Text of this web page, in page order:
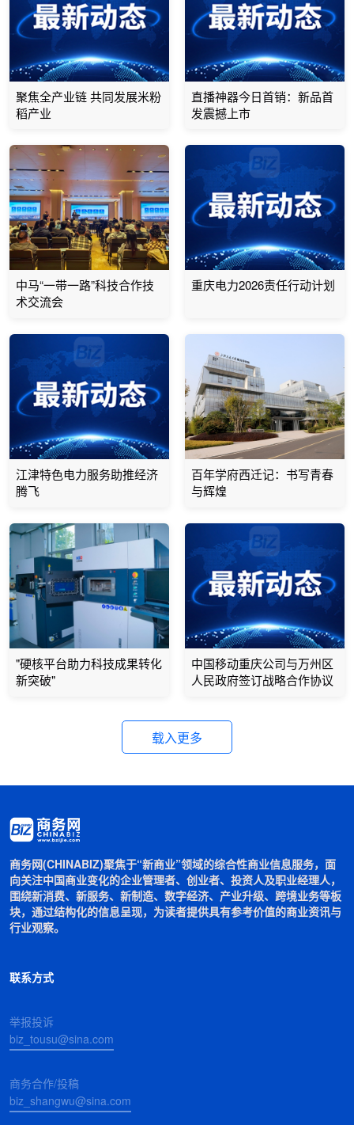
聚焦全产业链 共同发展米粉
稻产业
直播神器今日首销：新品首
发震撼上市
中马“一带一路”科技合作技
术交流会
重庆电力2026责任行动计划
江津特色电力服务助推经济
腾飞
百年学府西迁记：书写青春
与辉煌
"硬核平台助力科技成果转化
新突破"
中国移动重庆公司与万州区
人民政府签订战略合作协议
载入更多
商务网(CHINABIZ)聚焦于“新商业”领域的综合性商业信息服务，面
向关注中国商业变化的企业管理者、创业者、投资人及职业经理人，
围绕新消费、新服务、新制造、数字经济、产业升级、跨境业务等板
块，通过结构化的信息呈现，为读者提供具有参考价值的商业资讯与
行业观察。
联系方式
举报投诉
biz_tousu@sina.com
商务合作/投稿
biz_shangwu@sina.com